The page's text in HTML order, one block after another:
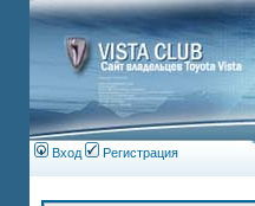
Вход Регистрация